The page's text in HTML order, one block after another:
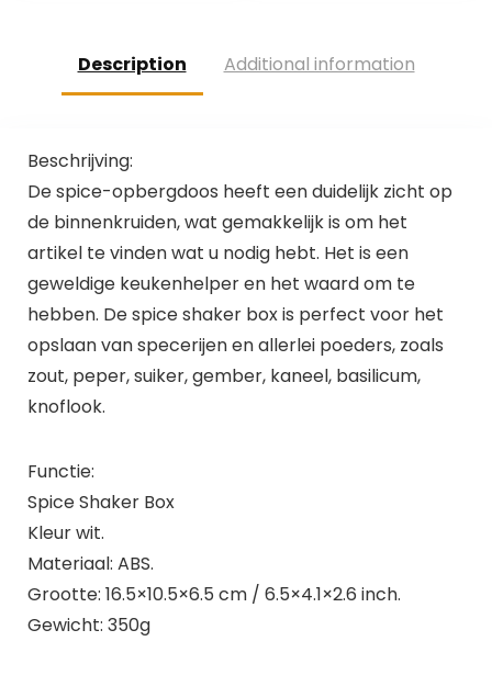
Description Additional information
Beschrijving:
De spice-opbergdoos heeft een duidelijk zicht op
de binnenkruiden, wat gemakkelijk is om het
artikel te vinden wat u nodig hebt. Het is een
geweldige keukenhelper en het waard om te
hebben. De spice shaker box is perfect voor het
opslaan van specerijen en allerlei poeders, zoals
zout, peper, suiker, gember, kaneel, basilicum,
knoflook.
Functie:
Spice Shaker Box
Kleur wit.
Materiaal: ABS.
Grootte: 16.5×10.5×6.5 cm / 6.5×4.1×2.6 inch.
Gewicht: 350g